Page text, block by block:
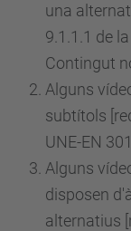
una
9.1.1.1 de
Contingut
Alguns
subtítols
UNE-EN
Alguns
disposen
alternatius